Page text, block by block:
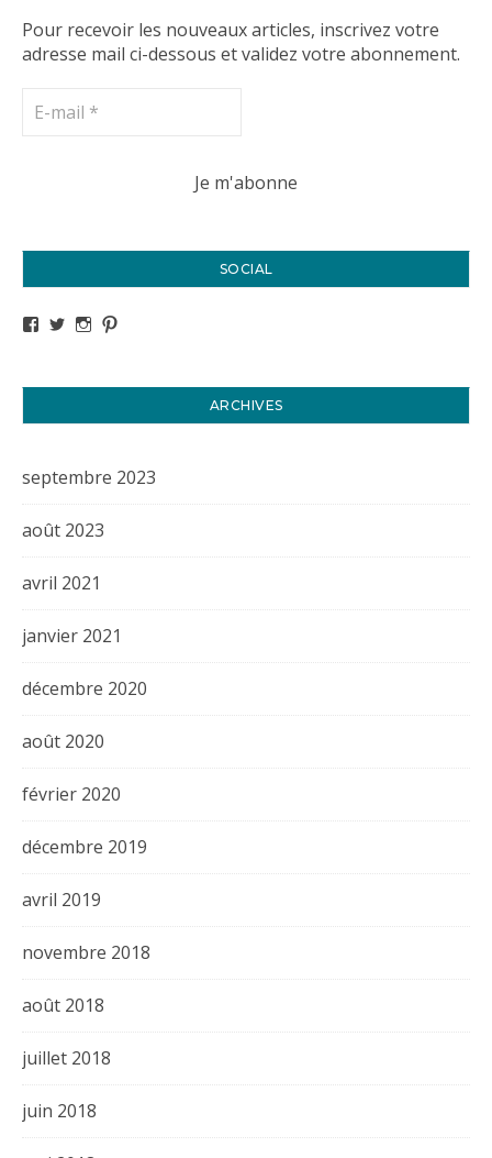
Pour recevoir les nouveaux articles, inscrivez votre
adresse mail ci-dessous et validez votre abonnement.
SOCIAL
Voir le profil de titval35 sur Facebook
Voir le profil de titval35 sur Twitter
Voir le profil de titval35 sur Instagram
ARCHIVES
septembre 2023
août 2023
avril 2021
janvier 2021
décembre 2020
août 2020
février 2020
décembre 2019
avril 2019
novembre 2018
août 2018
juillet 2018
juin 2018